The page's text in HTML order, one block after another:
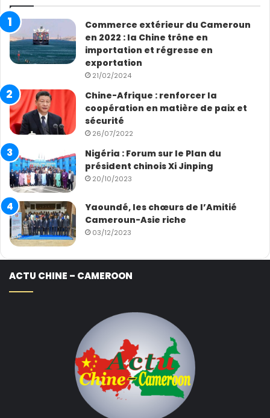
Commerce extérieur du Cameroun
en 2022 : la Chine trône en
importation et régresse en
exportation
21/02/2024
Chine-Afrique : renforcer la
coopération en matière de paix et
sécurité
26/07/2022
Nigéria : Forum sur le Plan du
président chinois Xi Jinping
20/10/2023
Yaoundé, les chœurs de l’Amitié
Cameroun-Asie riche
03/12/2023
ACTU CHINE – CAMEROON